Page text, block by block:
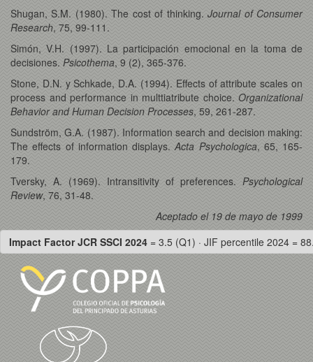
Shugan, S.M. (1980). The cost of thinking.Journal of Consumer
Research, 75, 99-111.
Simón, V.H. (1997). La participación emocional en la toma de
decisiones. Psicothema, 9 (2), 365-376.
Stone, D.N. y Schkade, D.A. (1994). Effects of attribute scales on
process and performance in multtiatribute choice. Organizational
Behavior and Human Decision Processes, 59, 261-287.
Sundström, G.A. (1987). Information search and decision making:
The effects of information displays.Acta Psychologica, 65, 165-
179.
Tversky, A. (1969). Intransitivity of preferences. Psychological
Review, 76, 31-48.
Aceptado el 19 de mayo de 1999
Impact Factor JCR SSCI 2024 = 3.5 (Q1) · JIF percentile 2024 =